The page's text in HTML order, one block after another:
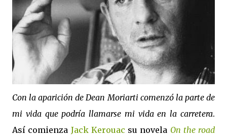
Con la aparición de Dean Moriarti comenzó la parte de
mi vida que podría llamarse mi vida en la carretera.
Así comienza Jack Kerouac su novela On the road